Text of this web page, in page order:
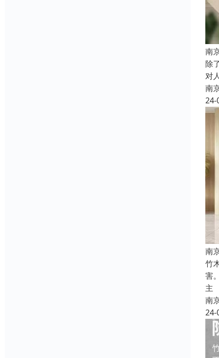
南
除
对
南
24-
南
竹
害
主
南
24-